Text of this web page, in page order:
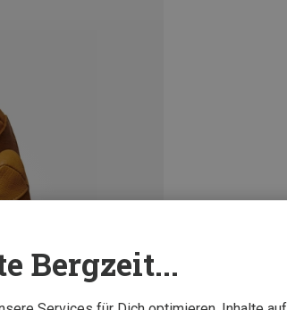
Bergzeit...